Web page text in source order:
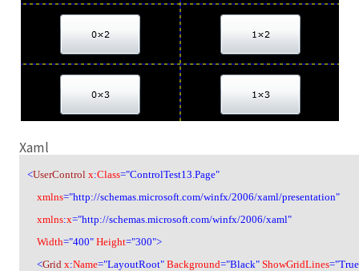
Xaml
<UserControl x:Class="ControlTest13.Page"
xmlns="http://schemas.microsoft.com/winfx/2006/xaml/presentation"
xmlns:x="http://schemas.microsoft.com/winfx/2006/xaml"
Width="400" Height="300">
<Grid x:Name="LayoutRoot" Background="Black" ShowGridLines